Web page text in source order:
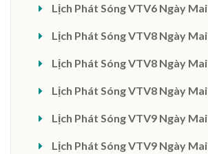
Lịch Phát Sóng VTV6 Ngày Mai
Lịch Phát Sóng VTV8 Ngày Mai
Lịch Phát Sóng VTV8 Ngày Mai
Lịch Phát Sóng VTV8 Ngày Mai
Lịch Phát Sóng VTV9 Ngày Mai
Lịch Phát Sóng VTV9 Ngày Mai